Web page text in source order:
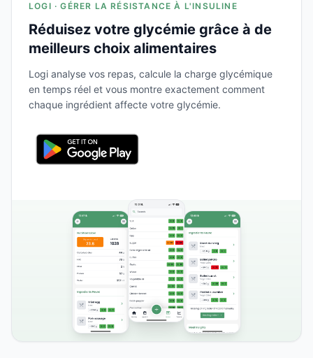
LOGI · GÉRER LA RÉSISTANCE À L'INSULINE
Réduisez votre glycémie grâce à de
meilleurs choix alimentaires
Logi analyse vos repas, calcule la charge glycémique
en temps réel et vous montre exactement comment
chaque ingrédient affecte votre glycémie.